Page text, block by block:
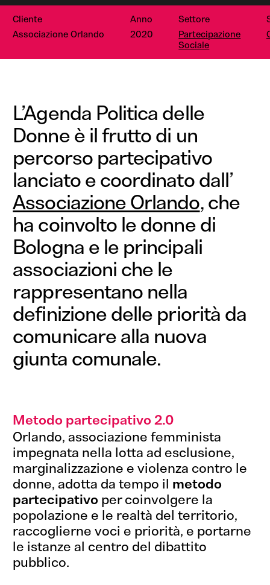
Cliente
Associazione Orlando
Anno
2020
Settore
Partecipazione
Sociale
L’Agenda Politica delle
Donne è il frutto di un
percorso partecipativo
lanciato e coordinato dall’
Associazione Orlando, che
ha coinvolto le donne di
Bologna e le principali
associazioni che le
rappresentano nella
definizione delle priorità da
comunicare alla nuova
giunta comunale.
Metodo partecipativo 2.0
Orlando, associazione femminista
impegnata nella lotta ad esclusione,
marginalizzazione e violenza contro le
donne, adotta da tempo il metodo
partecipativo per coinvolgere la
popolazione e le realtà del territorio,
raccoglierne voci e priorità, e portarne
le istanze al centro del dibattito
pubblico.